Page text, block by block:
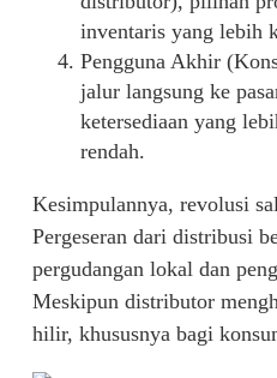
inventaris yang lebih
Pengguna Akhir
jalur langsung ke
ketersediaan yang
rendah.
Kesimpulannya, revolusi
Pergeseran dari distribusi
pergudangan lokal dan
Meskipun distributor
hilir, khususnya bagi